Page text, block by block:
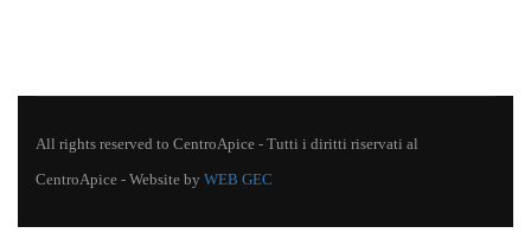
All rights reserved to CentroApice - Tutti i diritti riservati al
CentroApice - Website by WEB GEC